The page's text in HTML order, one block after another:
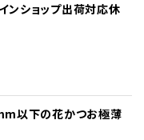
ンショップ出荷対応休
以下の花かつお極薄